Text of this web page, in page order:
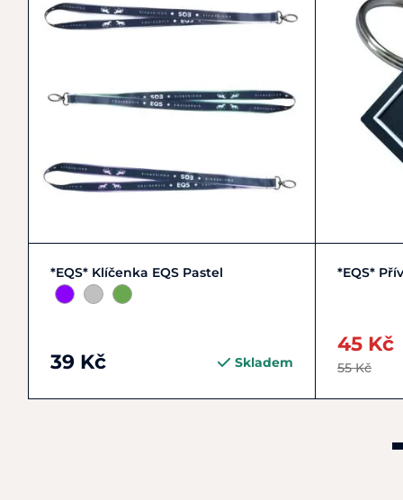
Zobrazit detail
*EQS* Klíčenka EQS Pastel
39 Kč Skladem
*EQS*
45 Kč
55 Kč